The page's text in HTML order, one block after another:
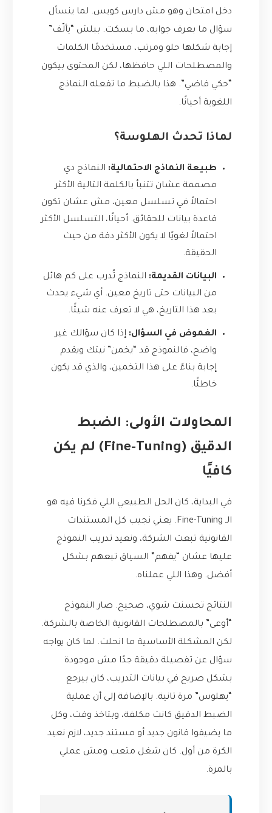
دخل امتحان وهو مش دارس كويس. لما ينسأل
سؤال ما بعرف جوابه، ما بسكت. ببلش “يألّف”
إجابة شكلها حلو ومرتب، مستخدمًا الكلمات
والمصطلحات اللي حافظها، لكن المحتوى بيكون
“حكي فاضي”. هذا بالضبط ما تفعله النماذج
اللغوية أحيانًا.
لماذا تحدث الهلوسة؟
طبيعة النماذج الاحتمالية: النماذج دي
مصممة عشان تتنبأ بالكلمة التالية الأكثر
احتمالاً في تسلسل معين، مش عشان تكون
قاعدة بيانات للحقائق. أحيانًا، التسلسل الأكثر
احتمالاً لغويًا لا يكون الأكثر دقة من حيث
الحقيقة.
البيانات القديمة: النماذج تُدرب على كم هائل
من البيانات حتى تاريخ معين. أي شيء يحدث
بعد هذا التاريخ، هي لا تعرف عنه شيئًا.
الغموض في السؤال: إذا كان سؤالك غير
واضح، فالنموذج قد “يخمن” نيتك ويقدم
إجابة بناءً على هذا التخمين، والذي قد يكون
خاطئًا.
المحاولات الأولى: الضبط
الدقيق (Fine-Tuning) لم يكن
كافيًا
في البداية، كان الحل الطبيعي اللي فكرنا فيه هو
الـ Fine-Tuning. يعني نجيب كل المستندات
القانونية تبعت الشركة، ونعيد تدريب النموذج
عليها عشان “يفهم” السياق تبعهم بشكل
أفضل. وهذا اللي عملناه.
النتائج تحسنت شوي، صحيح. صار النموذج
“أوعى” بالمصطلحات القانونية الخاصة بالشركة.
لكن المشكلة الأساسية ما انحلت. لما كان يواجه
سؤال عن تفصيلة دقيقة جدًا مش موجودة
بشكل صريح في بيانات التدريب، كان بيرجع
“يهلوس” مرة تانية. بالإضافة إلى أن عملية
الضبط الدقيق كانت مكلفة، وبتاخذ وقت، وكل
ما يضيفوا قانون جديد أو مستند جديد، لازم نعيد
الكرة من أول. كان شغل متعب ومش عملي
بالمرة.